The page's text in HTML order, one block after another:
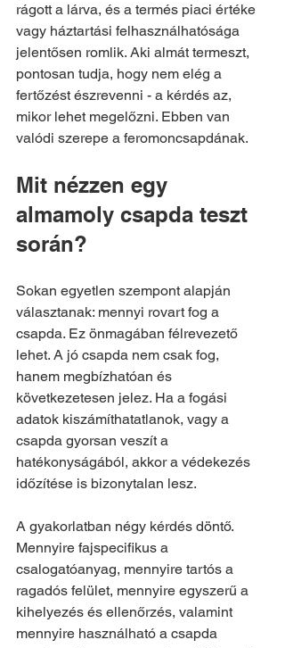
rágott a lárva, és a termés piaci értéke
vagy háztartási felhasználhatósága
jelentősen romlik. Aki almát termeszt,
pontosan tudja, hogy nem elég a
fertőzést észrevenni - a kérdés az,
mikor lehet megelőzni. Ebben van
valódi szerepe a feromoncsapdának.
Mit nézzen egy
almamoly csapda teszt
során?
Sokan egyetlen szempont alapján
választanak: mennyi rovart fog a
csapda. Ez önmagában félrevezető
lehet. A jó csapda nem csak fog,
hanem megbízhatóan és
következetesen jelez. Ha a fogási
adatok kiszámíthatatlanok, vagy a
csapda gyorsan veszít a
hatékonyságából, akkor a védekezés
időzítése is bizonytalan lesz.
A gyakorlatban négy kérdés döntő.
Mennyire fajspecifikus a
csalogatóanyag, mennyire tartós a
ragadós felület, mennyire egyszerű a
kihelyezés és ellenőrzés, valamint
mennyire használható a csapda